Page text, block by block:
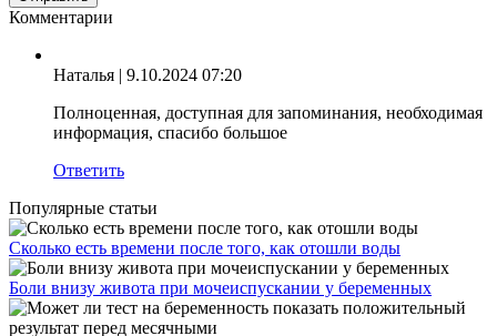
Комментарии
Наталья | 9.10.2024 07:20
Полноценная, доступная для запоминания, необходимая
информация, спасибо большое
Ответить
Популярные статьи
Сколько есть времени после того, как отошли воды
Боли внизу живота при мочеиспускании у беременных